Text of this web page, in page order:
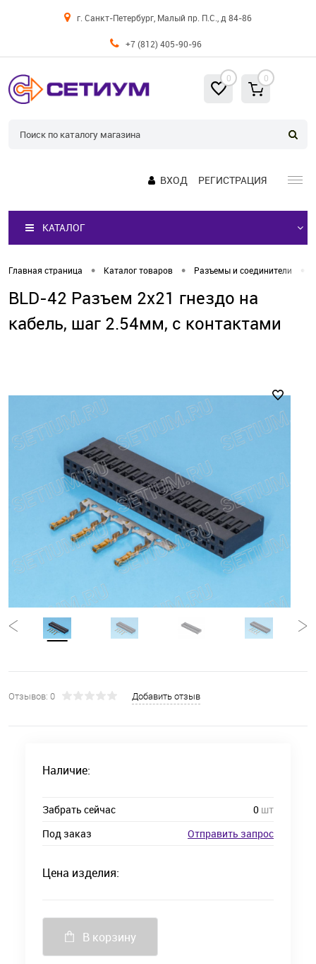
г. Санкт-Петербург, Малый пр. П.С., д 84-86
+7 (812) 405-90-96
0 0
ВХОД РЕГИСТРАЦИЯ
КАТАЛОГ
Главная страница • Каталог товаров • Разъемы и соединители
BLD-42 Разъем 2х21 гнездо на
кабель, шаг 2.54мм, с контактами
Отзывов: 0 Добавить отзыв
Наличие:
Забрать сейчас 0 шт
Под заказ
Отправить запрос
Цена изделия:
В корзину